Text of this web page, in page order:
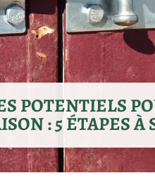
POTENTIELS
: 5 ÉTAPES À